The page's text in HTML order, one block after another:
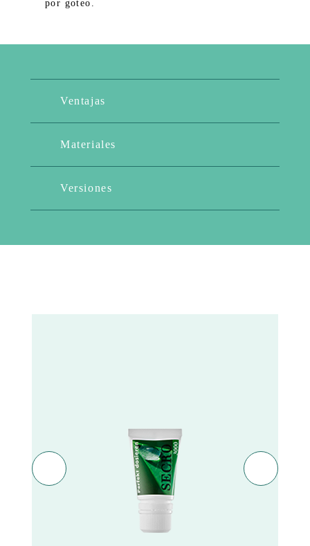
por goteo.
Ventajas
Materiales
Versiones